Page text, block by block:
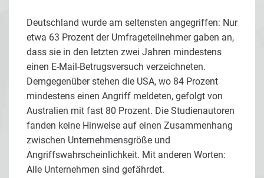
Deutschland wurde am seltensten angegriffen: Nur
etwa 63 Prozent der Umfrageteilnehmer gaben an,
dass sie in den letzten zwei Jahren mindestens
einen E-Mail-Betrugsversuch verzeichneten.
Demgegenüber stehen die USA, wo 84 Prozent
mindestens einen Angriff meldeten, gefolgt von
Australien mit fast 80 Prozent. Die Studienautoren
fanden keine Hinweise auf einen Zusammenhang
zwischen Unternehmensgröße und
Angriffswahrscheinlichkeit. Mit anderen Worten:
Alle Unternehmen sind gefährdet.